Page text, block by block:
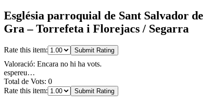
Església parroquial de Sant Salvador de
Gra – Torrefeta i Florejacs / Segarra
Rate this item: Submit Rating
Valoració: Encara no hi ha vots.
espereu…
Total de Vots: 0
Rate this item:
Submit Rating